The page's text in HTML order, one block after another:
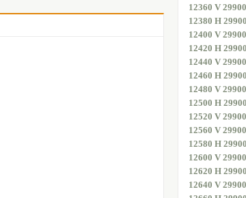
12360 V
12380 H
12400 V
12420 H
12440 V
12460 H
12480 V
12500 H
12520 V
12560 V
12580 H
12600 V
12620 H
12640 V